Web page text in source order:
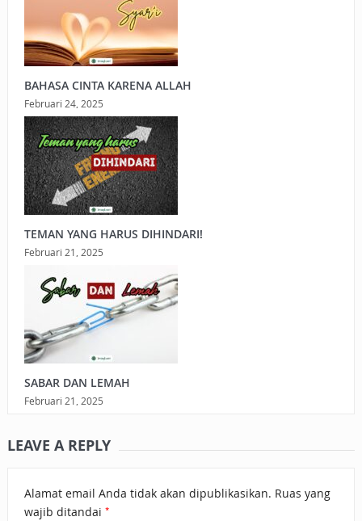
BAHASA CINTA KARENA ALLAH
Februari 24, 2025
TEMAN YANG HARUS DIHINDARI!
Februari 21, 2025
SABAR DAN LEMAH
Februari 21, 2025
LEAVE A REPLY
Alamat email Anda tidak akan dipublikasikan. Ruas yang
wajib ditandai *